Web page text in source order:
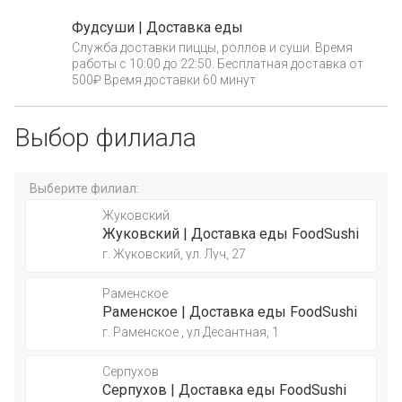
Фудсуши | Доставка еды
Служба доставки пиццы, роллов и суши. Время
работы с 10:00 до 22:50. Бесплатная доставка от
500₽ Время доставки 60 минут
Выбор филиала
Выберите филиал:
Жуковский
Жуковский | Доставка еды FoodSushi
г. Жуковский, ул. Луч, 27
Раменское
Раменское | Доставка еды FoodSushi
г. Раменское , ул Десантная, 1
Серпухов
Серпухов | Доставка еды FoodSushi